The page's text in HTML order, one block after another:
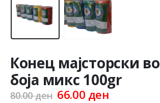
Конец мајсторски во
боја микс 100gr
80.00ден Original
66.00 денCurrent